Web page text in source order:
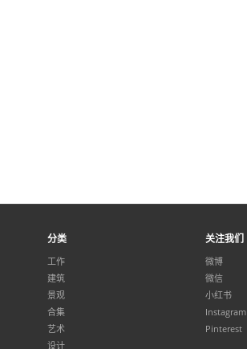
分类
工作
建筑
景观
合集
艺术
设计
关注我们
微博
微信
小红书
Instagram
Pinterest